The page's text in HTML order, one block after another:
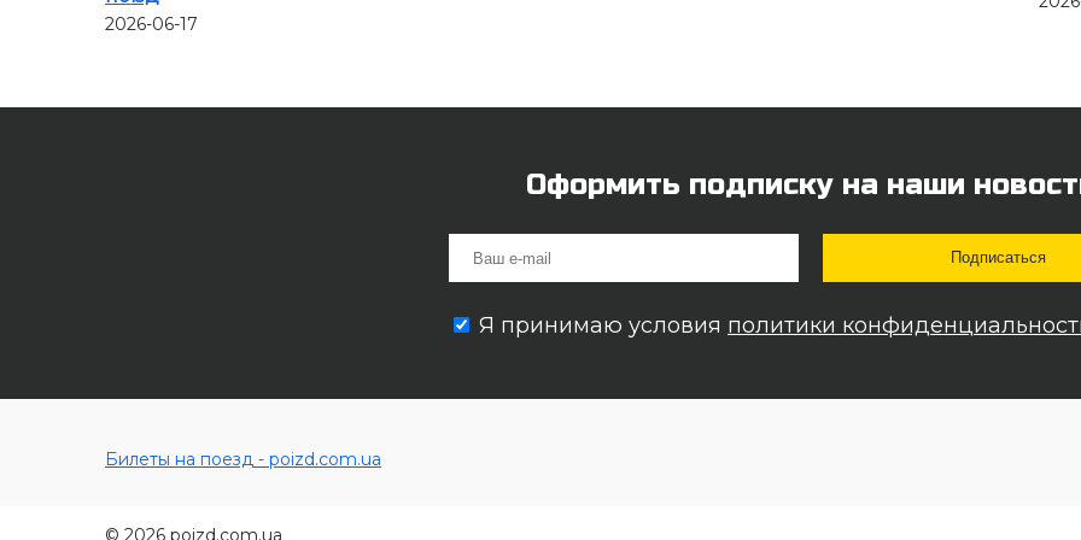
2026-06-17
Оформить подписку на наши
Я принимаю условия политики
Билеты на поезд - poizd.com.ua
© 2026 poizd.com.ua